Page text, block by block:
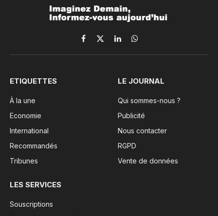
Facebook
X
(Twitter)
LinkedInWhatsApp
ETIQUETTES
À la une
Economie
International
Recommandés
Tribunes
LE JOURNAL
Qui sommes-nous ?
Publicité
Nous contacter
RGPD
Vente de données
LES SERVICES
Souscriptions